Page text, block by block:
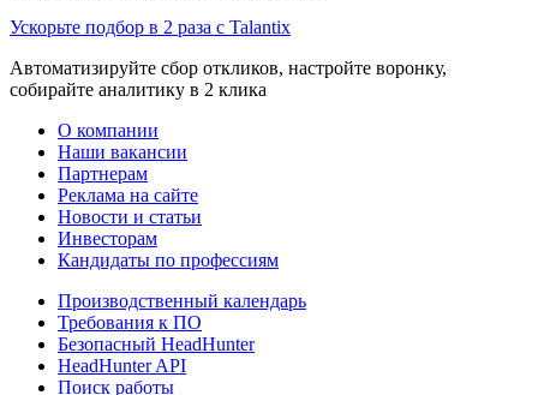
Ускорьте подбор в 2 раза с Talantix
Автоматизируйте сбор откликов, настройте воронку,
собирайте аналитику в 2 клика
О компании
Наши вакансии
Партнерам
Реклама на сайте
Новости и статьи
Инвесторам
Кандидаты по профессиям
Производственный календарь
Требования к ПО
Безопасный HeadHunter
HeadHunter API
Поиск работы